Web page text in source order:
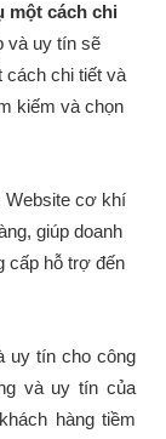
một cách chi
và uy tín sẽ
cách chi tiết và
kiếm và chọn
Website cơ khí
giúp doanh
cấp hỗ trợ đến
uy tín cho công
và uy tín của
hàng tiềm